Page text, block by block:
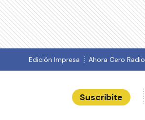
Edición Impresa Ahora Cero Radio
Suscribite